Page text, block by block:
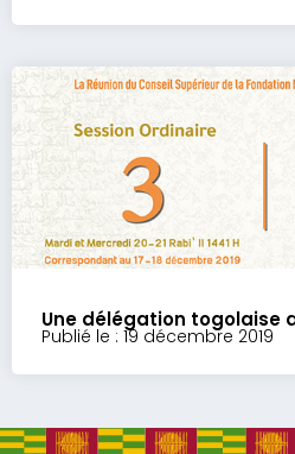
Une délégation togolaise
Publié le : 19 décembre 2019